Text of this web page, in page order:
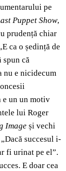
pe
Puppet Show,
prudență chiar
ca o ședință de
spun că
nu e nicidecum
e un un motiv
lui Roger
Image și vechi
succesul i-
fi urinat pe el”.
E doar cea